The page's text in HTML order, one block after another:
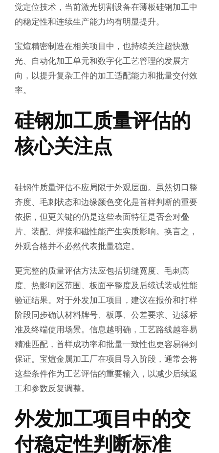
觉定位技术，当前激光切割设备在薄板硅钢加工中
的稳定性和连续生产能力均有明显提升。
宝煊精密制造在相关项目中，也持续关注超快激
光、自动化加工单元和数字化工艺管理的发展方
向，以提升复杂工件的加工适配能力和批量交付效
率。
硅钢加工质量评估的
核心关注点
硅钢件质量评估不应局限于外观层面。虽然切口整
齐度、毛刺状态和边缘颜色变化是首样判断的重要
依据，但更关键的仍是这些表面特征是否会对叠
片、装配、焊接和磁性能产生实质影响。换言之，
外观合格并不必然代表批量稳定。
更完整的质量评估方法应包括切缝宽度、毛刺高
度、热影响区范围、板面平整度及后续试装或性能
验证结果。对于外发加工项目，建议在报价和打样
阶段同步确认材料牌号、板厚、公差要求、边缘标
准及终端使用场景。信息越明确，工艺路线越容易
精准匹配，首样成功率和批量一致性也更容易得到
保证。宝煊金属加工厂在项目导入阶段，通常会将
这些条件作为工艺评估的重要输入，以减少后续返
工和参数反复调整。
外发加工项目中的交
付稳定性判断标准